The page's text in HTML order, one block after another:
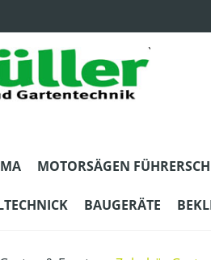
MOTORSÄGEN
BAUGERÄTE